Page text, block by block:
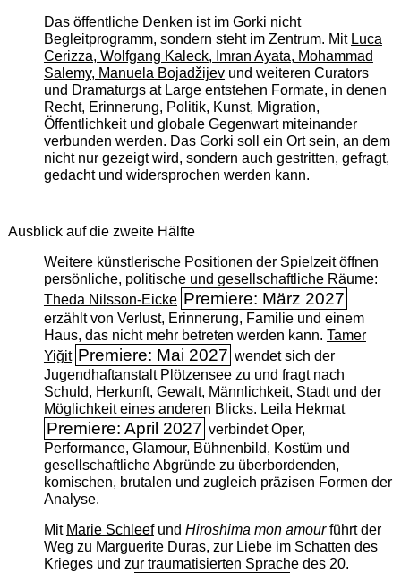
Das öffentliche Denken ist im Gorki nicht
Begleitprogramm, sondern steht im Zentrum. Mit Luca
Cerizza, Wolfgang Kaleck, Imran Ayata, Mohammad
Salemy, Manuela Bojadžijevund weiteren Curators
und Dramaturgs at Large entstehen Formate, in denen
Recht, Erinnerung, Politik, Kunst, Migration,
Öffentlichkeit und globale Gegenwart miteinander
verbunden werden. Das Gorki soll ein Ort sein, an dem
nicht nur gezeigt wird, sondern auch gestritten, gefragt,
gedacht und widersprochen werden kann.
Ausblick auf die zweite Hälfte
Weitere künstlerische Positionen der Spielzeit öffnen
persönliche, politische und gesellschaftliche Räume:
Theda Nilsson-Eicke Premiere: März 2027
erzählt von Verlust, Erinnerung, Familie und einem
Haus, das nicht mehr betreten werden kann. Tamer
Yiğit Premiere: Mai 2027 wendet sich der
Jugendhaftanstalt Plötzensee zu und fragt nach
Schuld, Herkunft, Gewalt, Männlichkeit, Stadt und der
Möglichkeit eines anderen Blicks. Leila Hekmat
Premiere: April 2027 verbindet Oper,
Performance, Glamour, Bühnenbild, Kostüm und
gesellschaftliche Abgründe zu überbordenden,
komischen, brutalen und zugleich präzisen Formen der
Analyse.
Mit Marie Schleefund Hiroshima mon amourführt der
Weg zu Marguerite Duras, zur Liebe im Schatten des
Krieges und zur traumatisierten Sprache des 20.